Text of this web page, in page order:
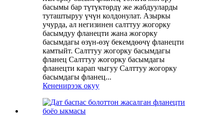
басымы бар түтүктөрдү же жабдууларды
туташтыруу үчүн колдонулат. Азыркы
учурда, ал негизинен салттуу жогорку
басымдуу фланецти жана жогорку
басымдагы өзүн-өзү бекемдөөчү фланецти
камтыйт. Салттуу жогорку басымдагы
фланец Салттуу жогорку басымдагы
фланецти карап чыгуу Салттуу жогорку
басымдагы фланец...
Кененирээк окуу